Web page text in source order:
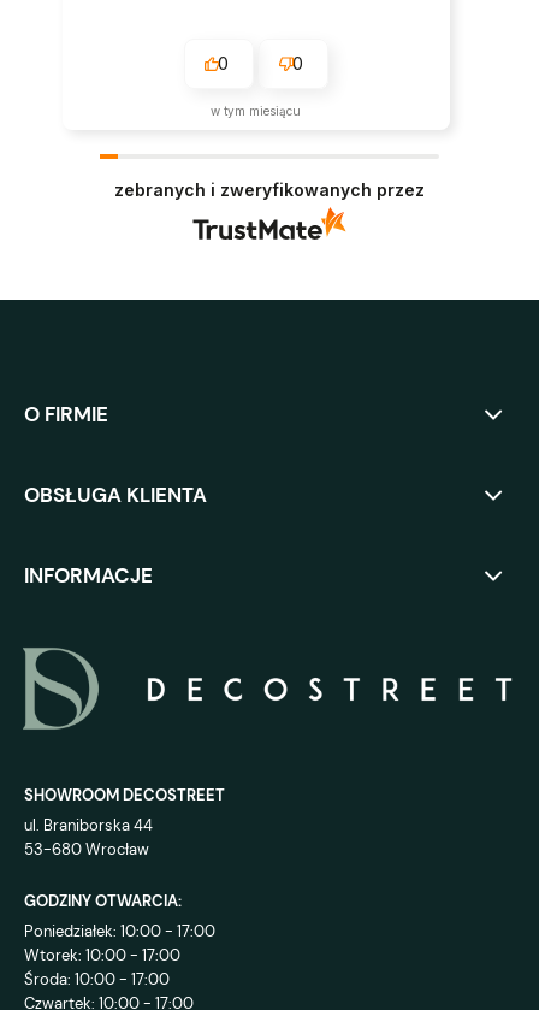
0 0
w tym miesiącu
zebranych i zweryfikowanych przez
O FIRMIE
OBSŁUGA KLIENTA
INFORMACJE
SHOWROOM DECOSTREET
ul. Braniborska 44
53-680 Wrocław
GODZINY OTWARCIA:
Poniedziałek: 10:00 - 17:00
Wtorek: 10:00 - 17:00
Środa: 10:00 - 17:00
Czwartek: 10:00 - 17:00